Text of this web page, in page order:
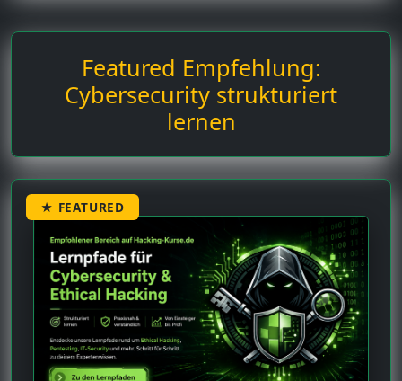
Featured Empfehlung:
Cybersecurity strukturiert
lernen
★ FEATURED